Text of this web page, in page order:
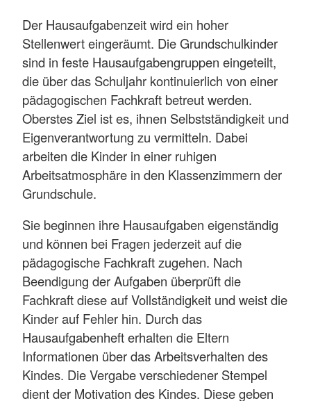
Der Hausaufgabenzeit wird ein hoher
Stellenwert eingeräumt. Die Grundschulkinder
sind in feste Hausaufgabengruppen eingeteilt,
die über das Schuljahr kontinuierlich von einer
pädagogischen Fachkraft betreut werden.
Oberstes Ziel ist es, ihnen Selbstständigkeit und
Eigenverantwortung zu vermitteln. Dabei
arbeiten die Kinder in einer ruhigen
Arbeitsatmosphäre in den Klassenzimmern der
Grundschule.
Sie beginnen ihre Hausaufgaben eigenständig
und können bei Fragen jederzeit auf die
pädagogische Fachkraft zugehen. Nach
Beendigung der Aufgaben überprüft die
Fachkraft diese auf Vollständigkeit und weist die
Kinder auf Fehler hin. Durch das
Hausaufgabenheft erhalten die Eltern
Informationen über das Arbeitsverhalten des
Kindes. Die Vergabe verschiedener Stempel
dient der Motivation des Kindes. Diese geben